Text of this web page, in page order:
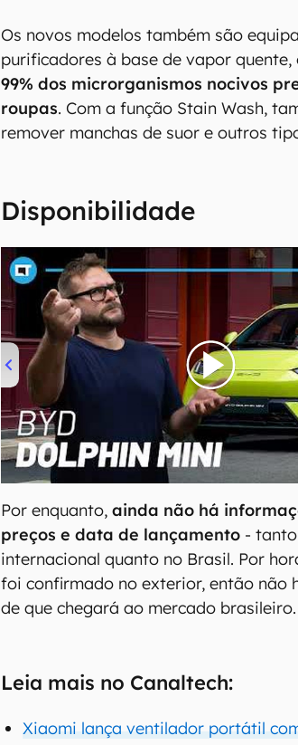
Os novos modelos também são
purificadores à base de vapor quente,
99% dos microrganismos nocivos
roupas. Com a função Stain Wash,
remover manchas de suor e outros
Disponibilidade
00:00/04:07
Por enquanto,ainda não há
preços e data de lançamento -
internacional quanto no Brasil. Por
foi confirmado no exterior, então não
de que chegará ao mercado brasileiro.
Leia mais no Canaltech:
Xiaomi lança ventilador portátil